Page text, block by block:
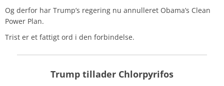
Og derfor har Trump’s regering nu annulleret Obama’s Clean
Power Plan.
Trist er et fattigt ord i den forbindelse.
Trump tillader Chlorpyrifos